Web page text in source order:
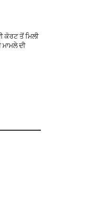
ਕੋਰਟ ਤੋਂ ਮਿਲੀ
ਮਾਮਲੇ ਦੀ